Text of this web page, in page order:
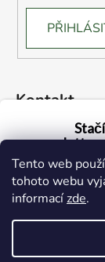
Tento web
tohoto webu
informacízde.
Kontakt
+420
newsletteru